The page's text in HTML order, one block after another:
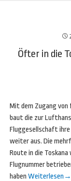
Öfter in die
Mit dem Zugang von
baut die zur
Fluggesellschaft ihre
weiter aus. Die
Route in die
Flugnummer
haben Weiterlesen →